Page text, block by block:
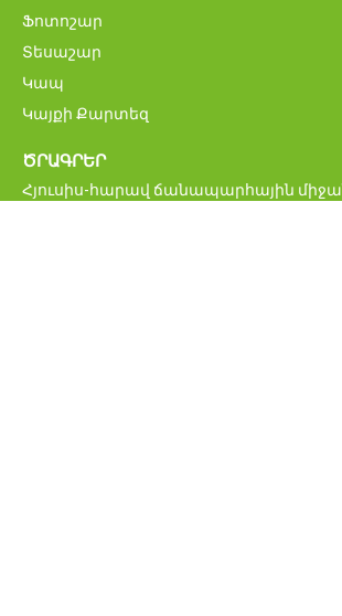
Ֆոտոշար
Տեսաշար
Կապ
Կայքի Քարտեզ
ԾՐԱԳՐԵՐ
Հյուսիս-հարավ ճանապարհային